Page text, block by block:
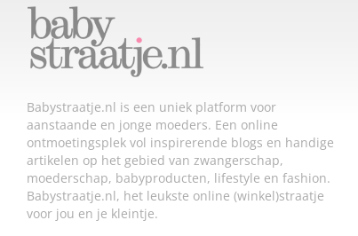
Babystraatje.nl is een uniek platform voor
aanstaande en jonge moeders. Een online
ontmoetingsplek vol inspirerende blogs en handige
artikelen op het gebied van zwangerschap,
moederschap, babyproducten, lifestyle en fashion.
Babystraatje.nl, het leukste online (winkel)straatje
voor jou en je kleintje.